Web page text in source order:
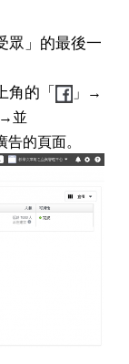
眾」的最後一
角的「
」→
→並
的頁面。